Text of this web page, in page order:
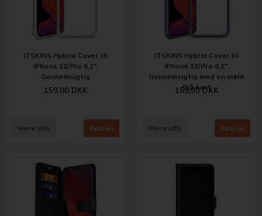
ITSKINS Hybrid Cover til
iPhone 12/Pro 6,1".
Gennemsigtig
159,00 DKK
Køb nu
Mere info
ITSKINS Hybrid Cover til
iPhone 12/Pro 6,1".
Gennemsigtig med en mørk
Blå kant
159,00DKK
Køb nu
Mere info